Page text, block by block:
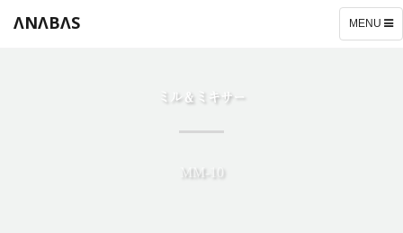
TOGGLE
MENU
ΛNΛBΛS
ミル＆ミキサー
MM-10